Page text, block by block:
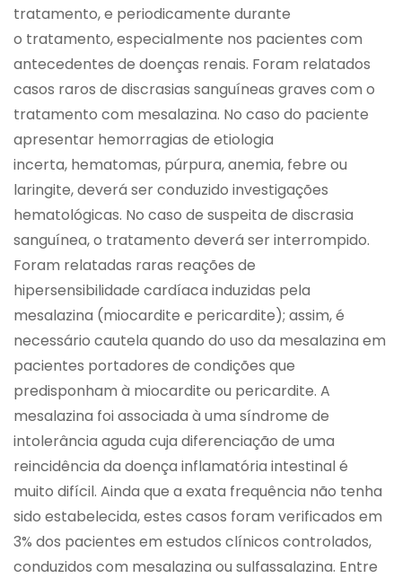
tratamento, e periodicamente durante
o tratamento, especialmente nos pacientes com
antecedentes de doenças renais. Foram relatados
casos raros de discrasias sanguíneas graves com o
tratamento com mesalazina. No caso do paciente
apresentar hemorragias de etiologia
incerta, hematomas, púrpura, anemia, febre ou
laringite, deverá ser conduzido investigações
hematológicas. No caso de suspeita de discrasia
sanguínea, o tratamento deverá ser interrompido.
Foram relatadas raras reações de
hipersensibilidade cardíaca induzidas pela
mesalazina (miocardite e pericardite); assim, é
necessário cautela quando do uso da mesalazina em
pacientes portadores de condições que
predisponham à miocardite ou pericardite. A
mesalazina foi associada à uma síndrome de
intolerância aguda cuja diferenciação de uma
reincidência da doença inflamatória intestinal é
muito difícil. Ainda que a exata frequência não tenha
sido estabelecida, estes casos foram verificados em
3% dos pacientes em estudos clínicos controlados,
conduzidos com mesalazina ou sulfassalazina. Entre